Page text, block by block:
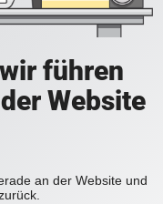
führen
Website
an der Website und